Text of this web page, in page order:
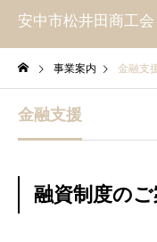
安中市松井田商工会
事業案内 金融支
金融支援
融資制度のご